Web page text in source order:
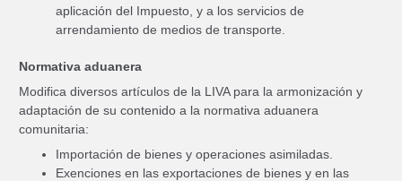
aplicación del Impuesto, y a los servicios de
arrendamiento de medios de transporte.
Normativa aduanera
Modifica diversos artículos de la LIVA para la armonización y
adaptación de su contenido a la normativa aduanera
comunitaria:
Importación de bienes y operaciones asimiladas.
Exenciones en las exportaciones de bienes y en las